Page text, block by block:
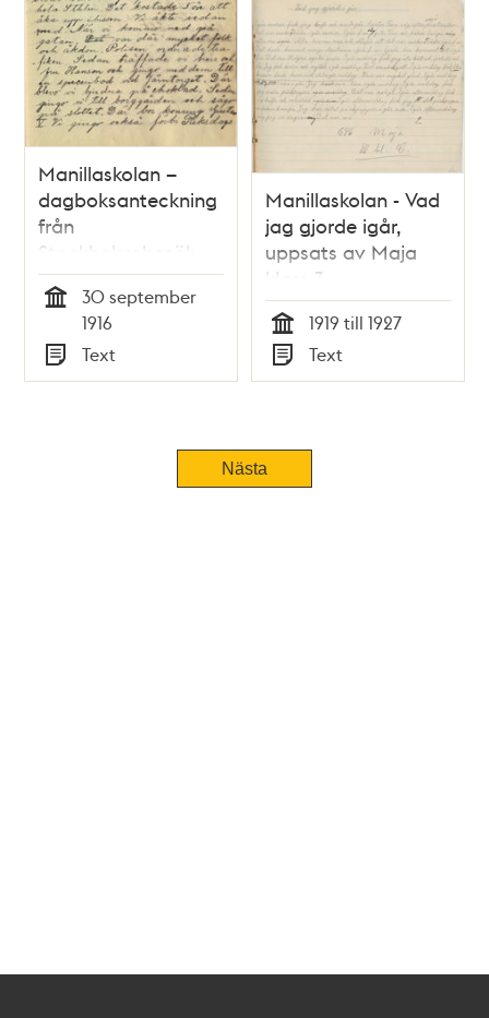
Manillaskolan –
dagboksanteckning
från
Stockholmsbesök
1916
30 september
1916
Typ
Text
Manillaskolan - Vad
jag gjorde igår,
uppsats av Maja
klass 3
Tid
1919 till 1927
Typ
Text
Nästa